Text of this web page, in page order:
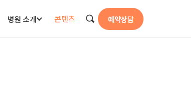
병원 소개 콘텐츠 예약상담